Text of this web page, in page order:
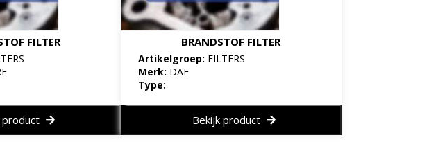
FILTER
product
BRANDSTOF FILTER
Artikelgroep: FILTERS
Merk: DAF
Type:
Bekijk product